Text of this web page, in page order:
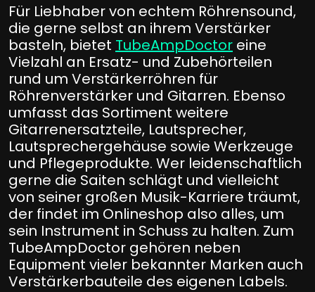
Für Liebhaber von echtem Röhrensound,
die gerne selbst an ihrem Verstärker
basteln, bietet TubeAmpDoctor eine
Vielzahl an Ersatz- und Zubehörteilen
rund um Verstärkerröhren für
Röhrenverstärker und Gitarren. Ebenso
umfasst das Sortiment weitere
Gitarrenersatzteile, Lautsprecher,
Lautsprechergehäuse sowie Werkzeuge
und Pflegeprodukte. Wer leidenschaftlich
gerne die Saiten schlägt und vielleicht
von seiner großen Musik-Karriere träumt,
der findet im Onlineshop also alles, um
sein Instrument in Schuss zu halten. Zum
TubeAmpDoctor gehören neben
Equipment vieler bekannter Marken auch
Verstärkerbauteile des eigenen Labels.